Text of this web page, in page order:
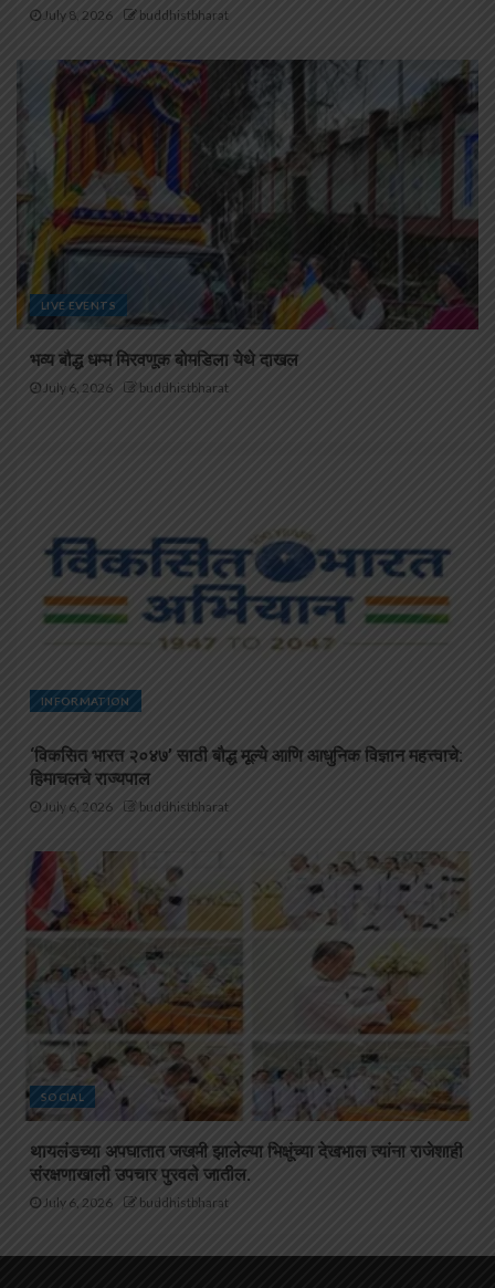
July 8, 2026 buddhistbharat
LIVE EVENTS
भव्य बौद्ध धम्म मिरवणूक बोमडिला येथे दाखल
July 6, 2026 buddhistbharat
INFORMATION
‘विकसित भारत २०४७’ साठी बौद्ध मूल्ये आणि आधुनिक विज्ञान महत्त्वाचे:
हिमाचलचे राज्यपाल
July 6, 2026 buddhistbharat
SOCIAL
थायलंडच्या अपघातात जखमी झालेल्या भिक्षूंच्या देखभाल त्यांना राजेशाही
संरक्षणाखाली उपचार पुरवले जातील.
July 6, 2026 buddhistbharat